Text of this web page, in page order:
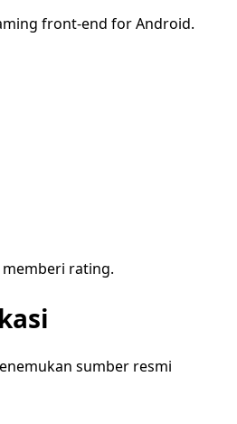
front-end for Android.
rating.
sumber resmi